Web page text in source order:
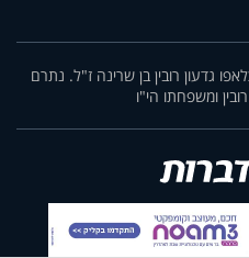
גדעון רובין בן שרינה ז"ל. נתרם
ומשפחתו הי"ו